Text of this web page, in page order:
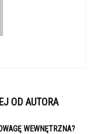
OD AUTORA
WEWNĘTRZNA?